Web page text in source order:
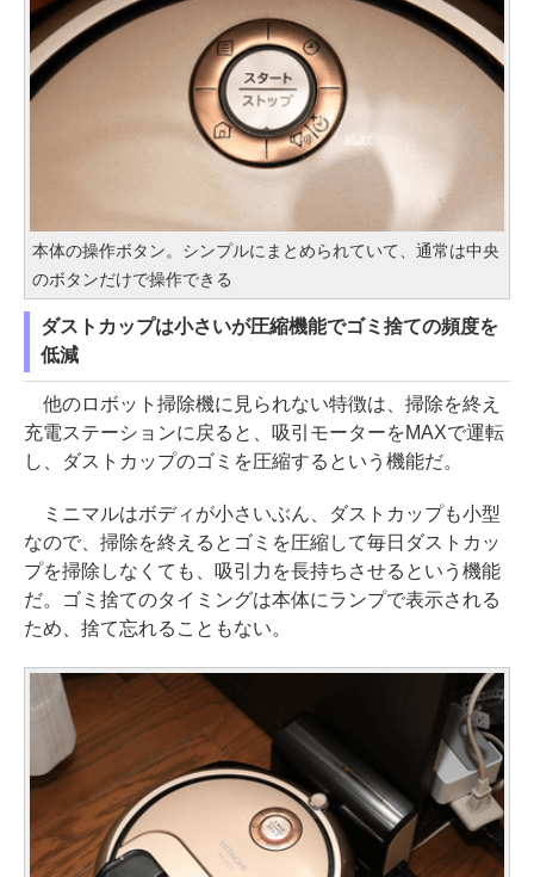
本体の操作ボタン。シンプルにまとめられていて、通常は中央
のボタンだけで操作できる
ダストカップは小さいが圧縮機能でゴミ捨ての頻度を
低減
他のロボット掃除機に見られない特徴は、掃除を終え
充電ステーションに戻ると、吸引モーターをMAXで運転
し、ダストカップのゴミを圧縮するという機能だ。
ミニマルはボディが小さいぶん、ダストカップも小型
なので、掃除を終えるとゴミを圧縮して毎日ダストカッ
プを掃除しなくても、吸引力を長持ちさせるという機能
だ。ゴミ捨てのタイミングは本体にランプで表示される
ため、捨て忘れることもない。